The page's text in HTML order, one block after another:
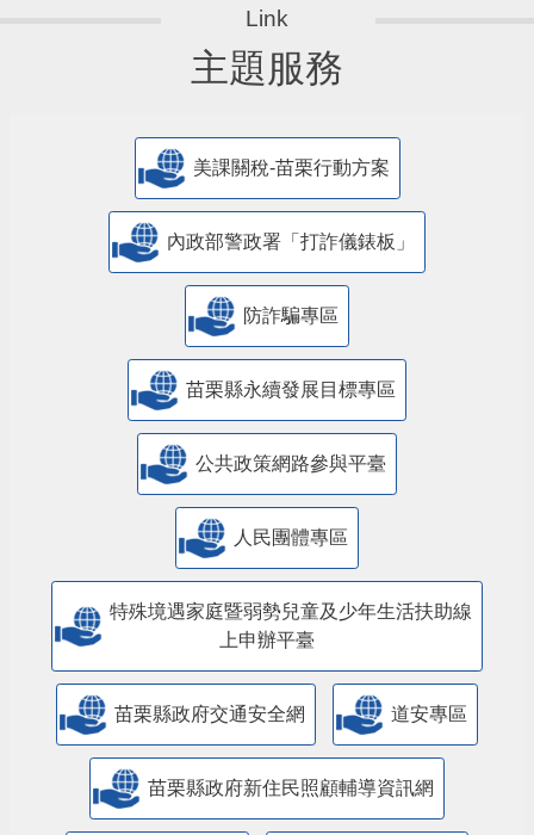
主題服務
美課關稅-苗栗行動方案
內政部警政署「打詐儀錶板」
防詐騙專區
苗栗縣永續發展目標專區
公共政策網路參與平臺
人民團體專區
特殊境遇家庭暨弱勢兒童及少年生活扶助線
上申辦平臺
苗栗縣政府交通安全網 道安專區
苗栗縣政府新住民照顧輔導資訊網